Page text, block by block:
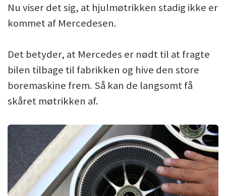
Nu viser det sig, at hjulmøtrikken stadig ikke er
kommet af Mercedesen.
Det betyder, at Mercedes er nødt til at fragte
bilen tilbage til fabrikken og hive den store
boremaskine frem. Så kan de langsomt få
skåret møtrikken af.